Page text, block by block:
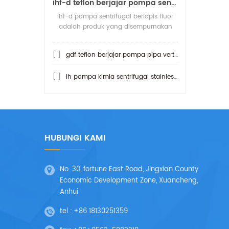
ihf-d teflon berjajar pompa sentrifugal koneksi langsung
ihf-d pompa sentrifugal berlapis fluor
adalah produk yang disempurnakan
pomp
gdf teflon berjajar pompa pipa vertikal
ih pompa kimia sentrifugal stainless steel
HUBUNGI KAMI
No. 30, fortune East Road, Jingxian County
Economic Development Zone, Xuancheng,
Anhui
tel : +86 18130251359